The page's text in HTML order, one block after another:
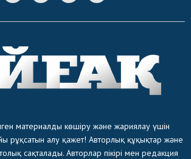
материалды көшіру және жариялау үшін
рұқсатын алу қажет! Авторлық құқықтар және
сақталады. Авторлар пікірі мен редакция